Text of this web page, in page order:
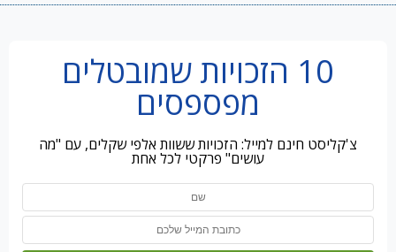
10 הזכויות שמובטלים
מפספסים
צ'קליסט חינם למייל: הזכויות ששוות אלפי שקלים, עם "מה
עושים" פרקטי לכל אחת